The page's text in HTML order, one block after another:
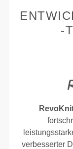
-
verbesserter